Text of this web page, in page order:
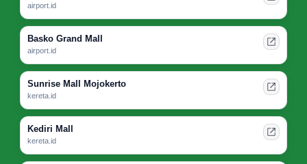
airport.id
Basko Grand Mall
airport.id
Sunrise Mall Mojokerto
kereta.id
Kediri Mall
kereta.id